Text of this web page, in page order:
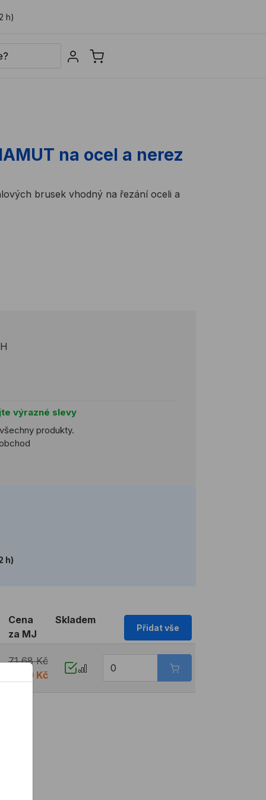
h)
Sign in
na ocel a nerez
brusek vhodný na řezání oceli a
výrazné slevy
produkty.
h)
Cena
za MJ
Skladem
Přidat vše
71,68 Kč
21,50 Kč